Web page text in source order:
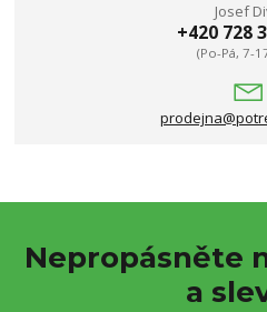
Josef
+420 728
(Po-Pá, 7-
Nepropásněte
a